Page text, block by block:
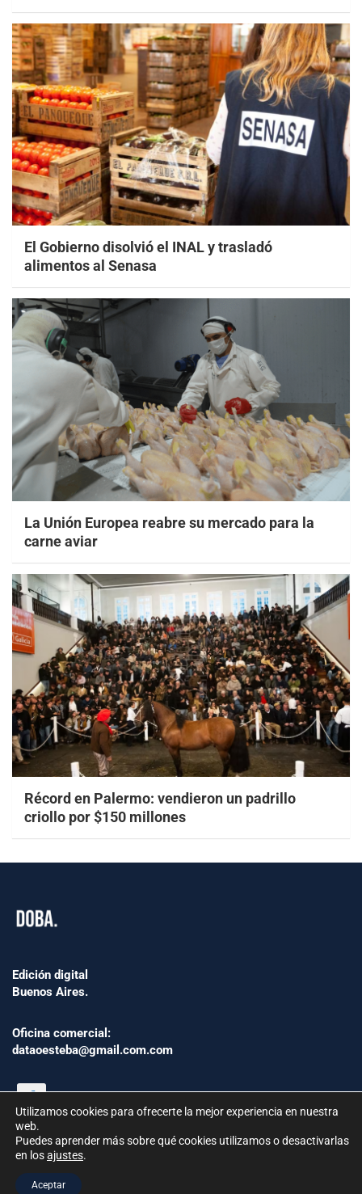
El Gobierno disolvió el INAL y trasladó
alimentos al Senasa
La Unión Europea reabre su mercado para la
carne aviar
Récord en Palermo: vendieron un padrillo
criollo por $150 millones
Edición digital
Buenos Aires.
Oficina comercial:
dataoesteba@gmail.com.com
República Argentina | Todos los derechos reservados.
Utilizamos cookies para ofrecerte la mejor experiencia en nuestra
web.
Puedes aprender más sobre qué cookies utilizamos o desactivarlas
en losajustes.
Aceptar